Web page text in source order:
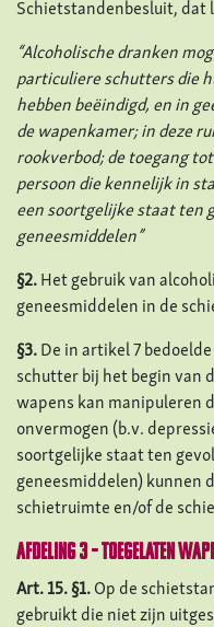
Schietstandenbesluit, dat
“Alcoholische dranken
particuliere schutters die
hebben beëindigd, en in
de wapenkamer; in deze
rookverbod; de toegang
persoon die kennelijk in
een soortgelijke staat ten
geneesmiddelen”
§2. Het gebruik van
geneesmiddelen in de
§3. De in artikel 7
schutter bij het begin van
wapens kan manipuleren
onvermogen (b.v.
soortgelijke staat ten
geneesmiddelen) kunnen
schietruimte en/of de
Afdeling 3 – Toegelaten
Art. 15. §1. Op de
gebruikt die niet zijn